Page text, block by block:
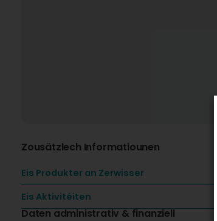
Zousätzlech Informatiounen
Eis Produkter an Zerwisser
Eis Aktivitéiten
Daten administrativ & finanziell